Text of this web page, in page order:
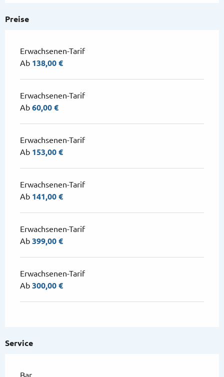
Service
Bar
Preise
Erwachsenen-Tarif
Ab 138,00 €
Erwachsenen-Tarif
Ab 60,00 €
Erwachsenen-Tarif
Ab 153,00 €
Erwachsenen-Tarif
Ab 141,00 €
Erwachsenen-Tarif
Ab 399,00 €
Erwachsenen-Tarif
Ab 300,00 €